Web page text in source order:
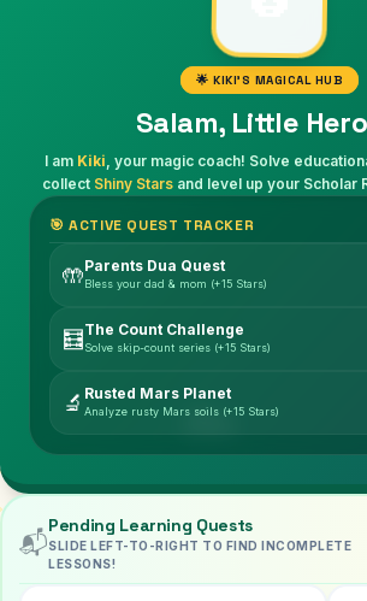
☁️
🌟 KIKI'S MAGICAL HUB
Salam, Little
I am Kiki, your magic coach! Solve
collect Shiny Stars and level up your Scholar
🎯 ACTIVE QUEST TRACKER
🤲Parents Dua Quest
Bless your dad & mom (+15 Stars)
🧮The Count Challenge
Solve skip-count series (+15 Stars)
🔬 Rusted Mars Planet
Analyze rusty Mars soils (+15 Stars)
📬
Pending Learning Quests
SLIDE LEFT-TO-RIGHT TO FIND INCOMPLETE
LESSONS!